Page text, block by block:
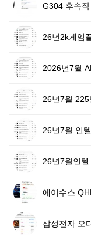
G304 후속작
26년2k게임
2026년7월
26년7월
26년7월 인
26년7월인
에이수스
삼성전자 오